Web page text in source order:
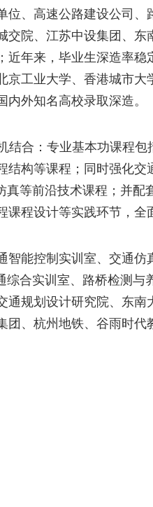
位、高速公路建设公司、
院、江苏中设集团、东
； 近年来，毕业生深造率稳
京工业大学、香港城市大
内外知名高校录取深造。
结合： 专业基本功课程包
结构等课程 ；同时强化交
真等前沿技术课程；并配
课程设计等实践环节，全
智能控制实训室、交通仿
合实训室、 路桥检测与
通规划设计研究院、 东南
团、杭州地铁、谷雨时